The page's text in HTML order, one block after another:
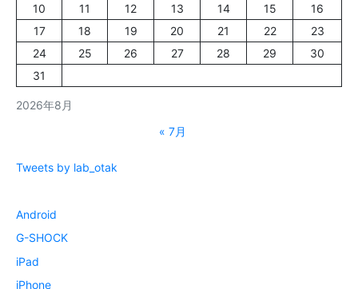
2026年8月
10
11 12 13 14 15
16
17
18 19 20 21 22
23
24
25 26 27 28 29
30
31
« 7月
Tweets by lab_otak
Android
G-SHOCK
iPad
iPhone